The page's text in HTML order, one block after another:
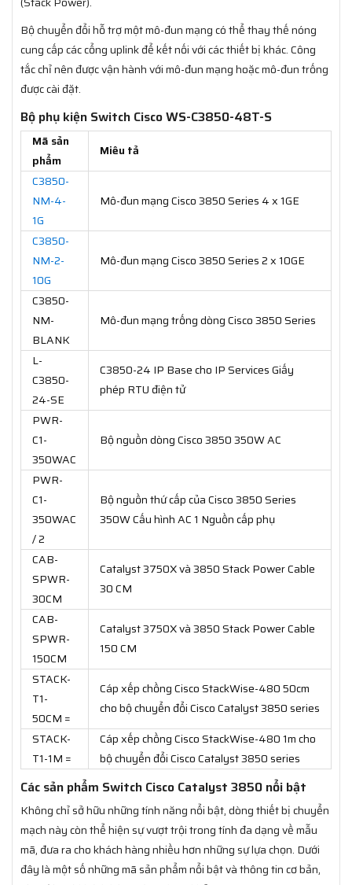
Bộ chuyển đổi hỗ trợ một mô-đun mạng có thể thay thế nóng
cung cấp các cổng uplink để kết nối với các thiết bị khác. Công
tắc chỉ nên được vận hành với mô-đun mạng hoặc mô-đun trống
được cài đặt.
Bộ phụ kiện Switch Cisco WS-C3850-48T-S
Mã sản
phẩm
Miêu tả
C3850-
NM-4-
1G
Mô-đun mạng Cisco 3850 Series 4 x 1GE
C3850-
NM-2-
10G
Mô-đun mạng Cisco 3850 Series 2 x 10GE
C3850-
NM-
BLANK
Mô-đun mạng trống dòng Cisco 3850 Series
L-
C3850-
24-SE
C3850-24 IP Base cho IP Services Giấy
phép RTU điện tử
PWR-
C1-
350WAC
Bộ nguồn dòng Cisco 3850 350W AC
PWR-
C1-
350WAC
/ 2
Bộ nguồn thứ cấp của Cisco 3850 Series
350W Cấu hình AC 1 Nguồn cấp phụ
CAB-
SPWR-
30CM
Catalyst 3750X và 3850 Stack Power Cable
30 CM
CAB-
SPWR-
150CM
Catalyst 3750X và 3850 Stack Power Cable
150 CM
STACK-
T1-
50CM =
Cáp xếp chồng Cisco StackWise-480 50cm
cho bộ chuyển đổi Cisco Catalyst 3850 series
STACK-
T1-1M =
Cáp xếp chồng Cisco StackWise-480 1m cho
bộ chuyển đổi Cisco Catalyst 3850 series
Các sản phẩm Switch Cisco Catalyst 3850 nổi bật
Không chỉ sở hữu những tính năng nổi bật, dòng thiết bị chuyển
mạch này còn thể hiện sự vượt trội trong tính đa dạng về mẫu
mã, đưa ra cho khách hàng nhiều hơn những sự lựa chọn. Dưới
đây là một số những mã sản phẩm nổi bật và thông tin cơ bản,